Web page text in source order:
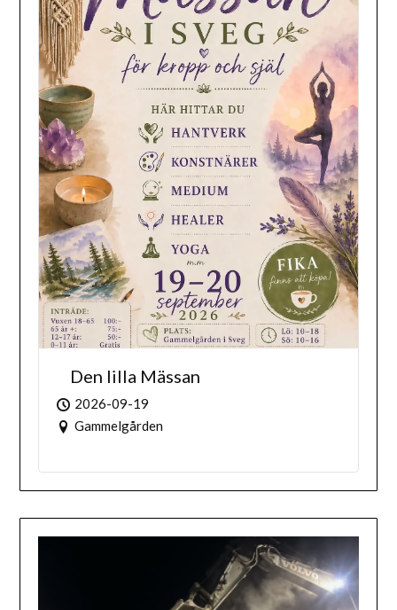
Den lilla Mässan
2026-09-19
Gammelgården